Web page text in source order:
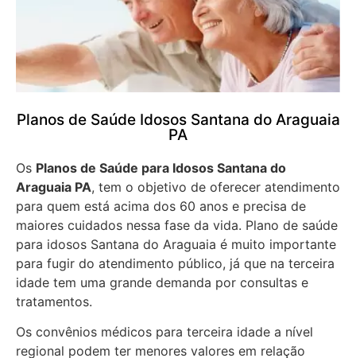
Planos de Saúde Idosos Santana do Araguaia
PA
Os Planos de Saúde para Idosos Santana do
Araguaia PA, tem o objetivo de oferecer atendimento
para quem está acima dos 60 anos e precisa de
maiores cuidados nessa fase da vida. Plano de saúde
para idosos Santana do Araguaia é muito importante
para fugir do atendimento público, já que na terceira
idade tem uma grande demanda por consultas e
tratamentos.
Os convênios médicos para terceira idade a nível
regional podem ter menores valores em relação